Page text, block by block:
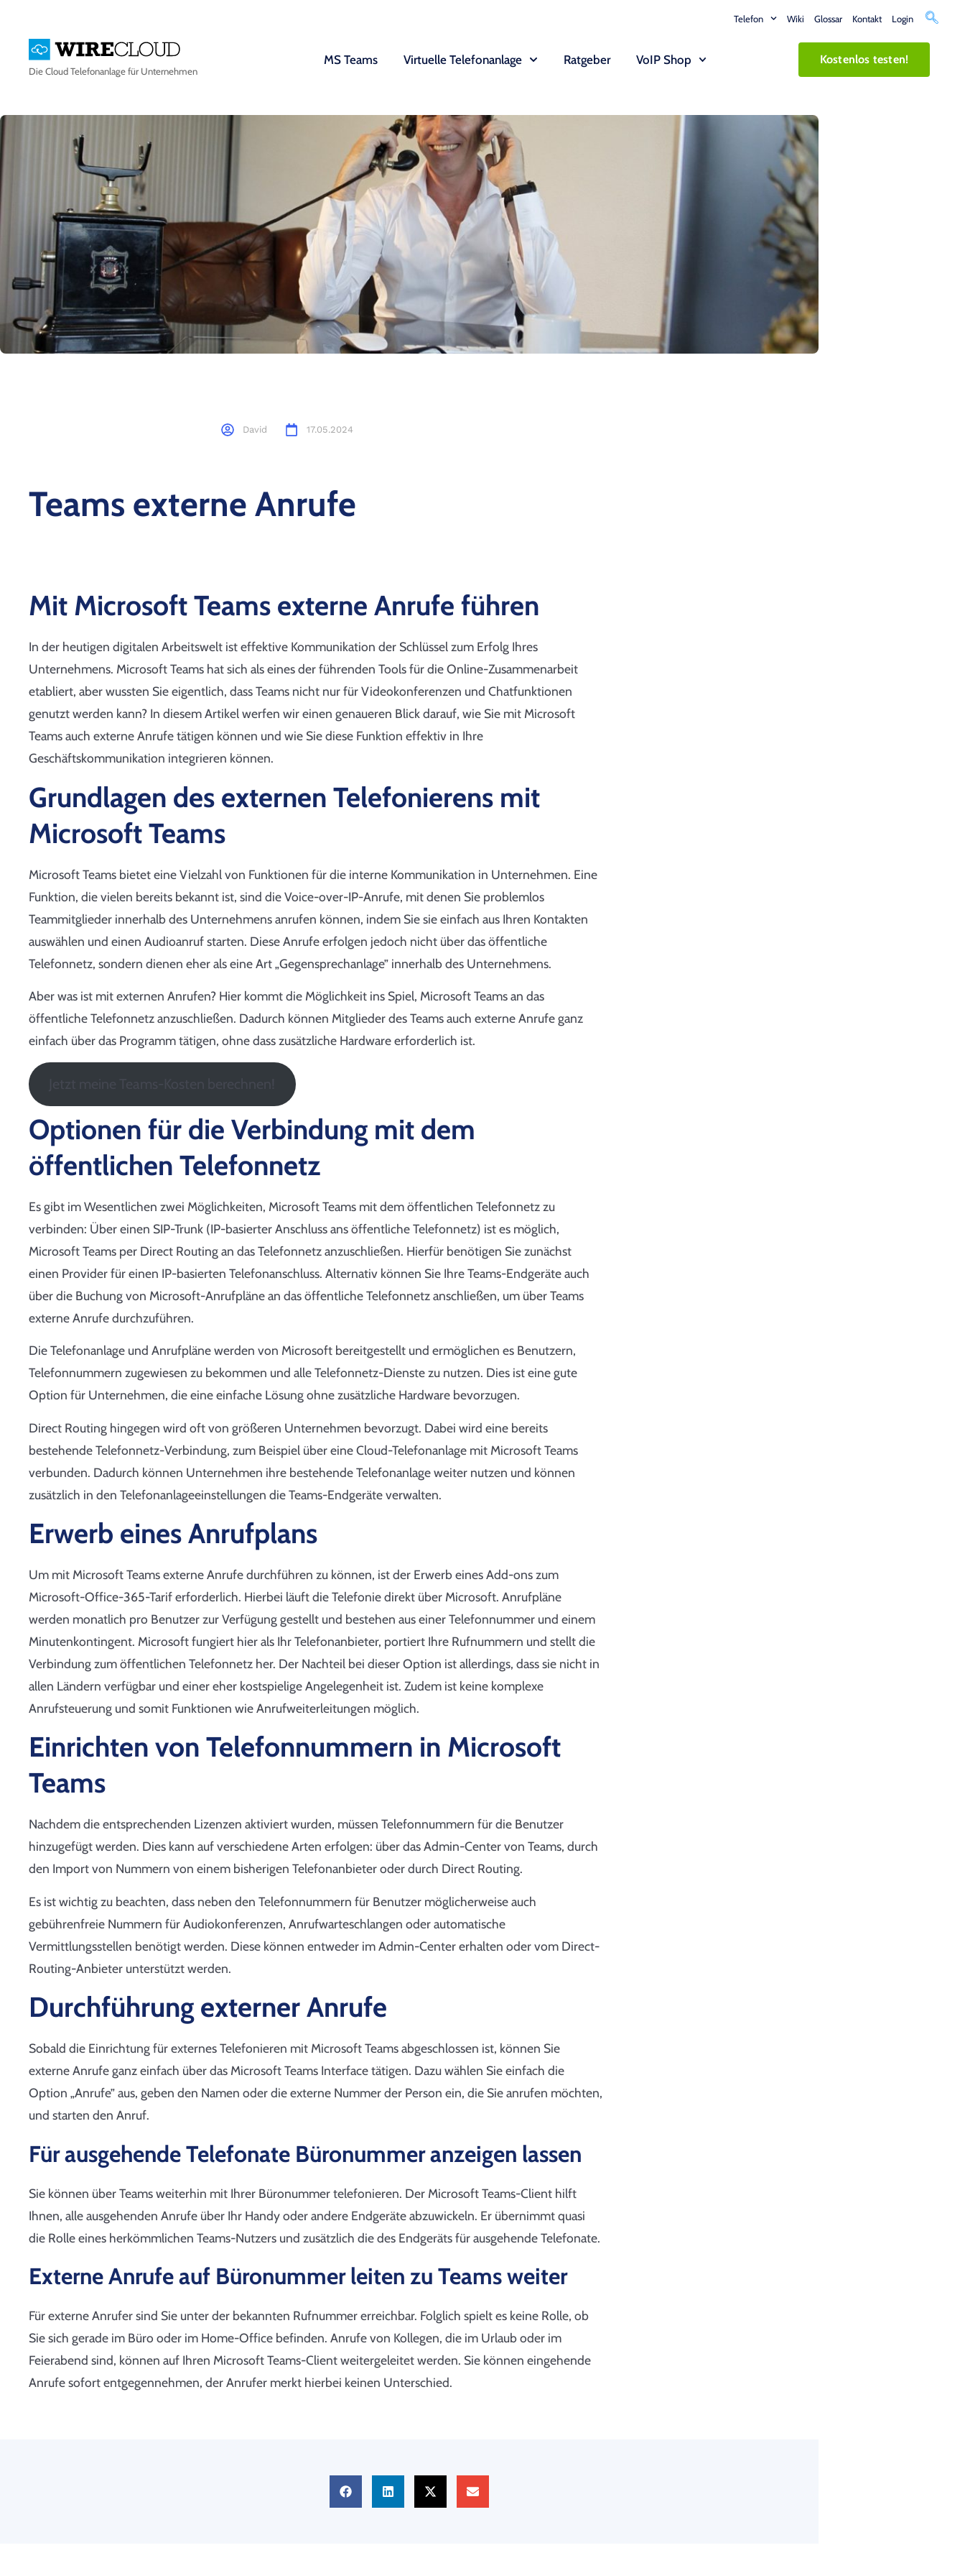
Telefon Wiki Glossar Kontakt Login
DieCloud Telefonanlagefür Unternehmen
MS Teams Virtuelle Telefonanlage Ratgeber VoIP Shop Kostenlos testen!
David 17.05.2024
Teams externe Anrufe
Mit Microsoft Teams externe Anrufe führen
In der heutigen digitalen Arbeitswelt ist effektive Kommunikation der Schlüssel zum Erfolg Ihres
Unternehmens. Microsoft Teams hat sich als eines der führenden Tools für die Online-Zusammenarbeit
etabliert, aber wussten Sie eigentlich, dass Teams nicht nur für Videokonferenzen und Chatfunktionen
genutzt werden kann? In diesem Artikel werfen wir einen genaueren Blick darauf, wie Sie mit Microsoft
Teams auch externe Anrufe tätigen können und wie Sie diese Funktion effektiv in Ihre
Geschäftskommunikation integrieren können.
Grundlagen des externen Telefonierens mit
Microsoft Teams
Microsoft Teams bietet eine Vielzahl von Funktionen für die interne Kommunikation in Unternehmen. Eine
Funktion, die vielen bereits bekannt ist, sind die Voice-over-IP-Anrufe, mit denen Sie problemlos
Teammitglieder innerhalb des Unternehmens anrufen können, indem Sie sie einfach aus Ihren Kontakten
auswählen und einen Audioanruf starten. Diese Anrufe erfolgen jedoch nicht über das öffentliche
Telefonnetz, sondern dienen eher als eine Art „Gegensprechanlage” innerhalb des Unternehmens.
Aber was ist mit externen Anrufen? Hier kommt die Möglichkeit ins Spiel, Microsoft Teams an das
öffentliche Telefonnetz anzuschließen. Dadurch können Mitglieder des Teams auch externe Anrufe ganz
einfach über das Programm tätigen, ohne dass zusätzliche Hardware erforderlich ist.
Optionen für die Verbindung mit dem
öffentlichen Telefonnetz
Es gibt im Wesentlichen zwei Möglichkeiten, Microsoft Teams mit dem öffentlichen Telefonnetz zu
verbinden: Über einen SIP-Trunk (IP-basierter Anschluss ans öffentliche Telefonnetz) ist es möglich,
Microsoft Teams per Direct Routing an das Telefonnetz anzuschließen. Hierfür benötigen Sie zunächst
einen Provider für einen IP-basierten Telefonanschluss. Alternativ können Sie Ihre Teams-Endgeräte auch
über die Buchung von Microsoft-Anrufpläne an das öffentliche Telefonnetz anschließen, um über Teams
externe Anrufe durchzuführen.
Die Telefonanlage und Anrufpläne werden von Microsoft bereitgestellt und ermöglichen es Benutzern,
Telefonnummern zugewiesen zu bekommen und alle Telefonnetz-Dienste zu nutzen. Dies ist eine gute
Option für Unternehmen, die eine einfache Lösung ohne zusätzliche Hardware bevorzugen.
Direct Routing hingegen wird oft von größeren Unternehmen bevorzugt. Dabei wird eine bereits
bestehende Telefonnetz-Verbindung, zum Beispiel über eine Cloud-Telefonanlage mit Microsoft Teams
verbunden. Dadurch können Unternehmen ihre bestehende Telefonanlage weiter nutzen und können
zusätzlich in den Telefonanlageeinstellungen die Teams-Endgeräte verwalten.
Erwerb eines Anrufplans
Um mit Microsoft Teams externe Anrufe durchführen zu können, ist der Erwerb eines Add-ons zum
Microsoft-Office-365-Tarif erforderlich. Hierbei läuft die Telefonie direkt über Microsoft. Anrufpläne
werden monatlich pro Benutzer zur Verfügung gestellt und bestehen aus einer Telefonnummer und einem
Minutenkontingent. Microsoft fungiert hier als Ihr Telefonanbieter, portiert Ihre Rufnummern und stellt die
Verbindung zum öffentlichen Telefonnetz her. Der Nachteil bei dieser Option ist allerdings, dass sie nicht in
allen Ländern verfügbar und einer eher kostspielige Angelegenheit ist. Zudem ist keine komplexe
Anrufsteuerung und somit Funktionen wie Anrufweiterleitungen möglich.
Einrichten von Telefonnummern in Microsoft
Teams
Nachdem die entsprechenden Lizenzen aktiviert wurden, müssen Telefonnummern für die Benutzer
hinzugefügt werden. Dies kann auf verschiedene Arten erfolgen: über das Admin-Center von Teams, durch
den Import von Nummern von einem bisherigen Telefonanbieter oder durch Direct Routing.
Es ist wichtig zu beachten, dass neben den Telefonnummern für Benutzer möglicherweise auch
gebührenfreie Nummern für Audiokonferenzen, Anrufwarteschlangen oder automatische
Vermittlungsstellen benötigt werden. Diese können entweder im Admin-Center erhalten oder vom Direct-
Routing-Anbieter unterstützt werden.
Durchführung externer Anrufe
Sobald die Einrichtung für externes Telefonieren mit Microsoft Teams abgeschlossen ist, können Sie
externe Anrufe ganz einfach über das Microsoft Teams Interface tätigen. Dazu wählen Sie einfach die
Option „Anrufe” aus, geben den Namen oder die externe Nummer der Person ein, die Sie anrufen möchten,
und starten den Anruf.
Für ausgehende Telefonate Büronummer anzeigen lassen
Sie können über Teams weiterhin mit Ihrer Büronummer telefonieren. Der Microsoft Teams-Client hilft
Ihnen, alle ausgehenden Anrufe über Ihr Handy oder andere Endgeräte abzuwickeln. Er übernimmt quasi
die Rolle eines herkömmlichen Teams-Nutzers und zusätzlich die des Endgeräts für ausgehende Telefonate.
Externe Anrufe auf Büronummer leiten zu Teams weiter
Für externe Anrufer sind Sie unter der bekannten Rufnummer erreichbar. Folglich spielt es keine Rolle, ob
Sie sich gerade im Büro oder im Home-Office befinden. Anrufe von Kollegen, die im Urlaub oder im
Feierabend sind, können auf Ihren Microsoft Teams-Client weitergeleitet werden. Sie können eingehende
Anrufe sofort entgegennehmen, der Anrufer merkt hierbei keinen Unterschied.